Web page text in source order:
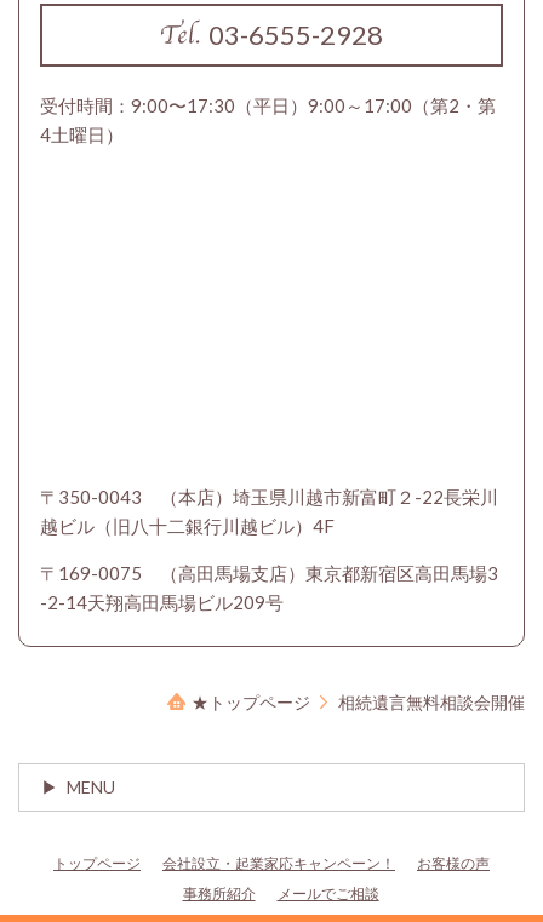
03-6555-2928
受付時間：9:00〜17:30（平日）9:00～17:00（第2・第
4土曜日）
〒350-0043 （本店）埼玉県川越市新富町２-22長栄川
越ビル（旧八十二銀行川越ビル）4F
〒169-0075 （高田馬場支店）東京都新宿区高田馬場3
-2-14天翔高田馬場ビル209号
★トップページ 相続遺言無料相談会開催
MENU
トップページ 会社設立・起業家応キャンペーン！
お客様の声
事務所紹介
メールでご相談